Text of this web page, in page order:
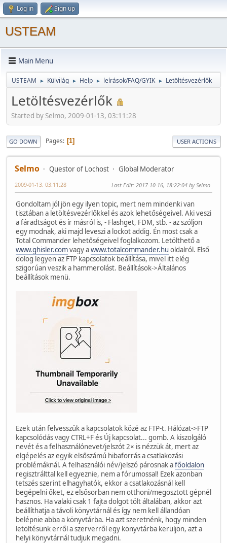
Log in Sign up
USTEAM
Main Menu
USTEAM ► Külvilág ► Help ► leírások/FAQ/GYIK ► Letöltésvezérlők
Letöltésvezérlők
Started by Selmo, 2009-01-13, 03:11:28
GO DOWN Pages 1 USER ACTIONS
Selmo Questor of Lochost Global Moderator
2009-01-13, 03:11:28 Last Edit: 2017-10-16, 18:22:04 by Selmo
Gondoltam jól jön egy ilyen topic, mert nem mindenki van
tisztában a letöltésvezérlőkkel és azok lehetőségeivel. Aki veszi
a fáradtságot és ír másról is, - Flashget, FDM, stb. - az szóljon
egy modnak, aki majd leveszi a lockot addig. Én most csak a
Total Commander lehetőségeivel foglalkozom. Letölthető a
www.ghisler.comvagy awww.totalcommander.hu oldalról. Első
dolog legyen az FTP kapcsolatok beállítása, mivel itt elég
szigorúan veszik a hammerolást. Beállítások->Általános
beállítások menü.
Ezek után felvesszük a kapcsolatok közé az FTP-t. Hálózat->FTP
kapcsolódás vagy CTRL+F és Új kapcsolat... gomb. A kiszolgáló
nevét és a felhasználónevet/jelszót 2× is nézzük át, mert az
elgépelés az egyik elsőszámú hibaforrás a csatlakozási
problémáknál. A felhasználói név/jelszó párosnak afőoldalon
regisztrálttal kell egyeznie, nem a fórumossal! Ezek azonban
tetszés szerint elhagyhatók, ekkor a csatlakozásnál kell
begépelni őket, ez elsősorban nem otthoni/megosztott gépnél
hasznos. Ha valaki csak 1 fajta dolgot tölt általában, akkor azt
beállíthatja a távoli könyvtárnál és így nem kell állandóan
belépnie abba a könyvtárba. Ha azt szeretnénk, hogy minden
letöltésünk erről a szerverről egy könyvtárba kerüljön, azt a
helyi könyvtárnál tudjuk megadni.